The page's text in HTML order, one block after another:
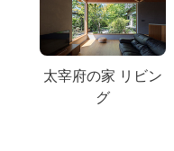
太宰府の家 リビン
グ